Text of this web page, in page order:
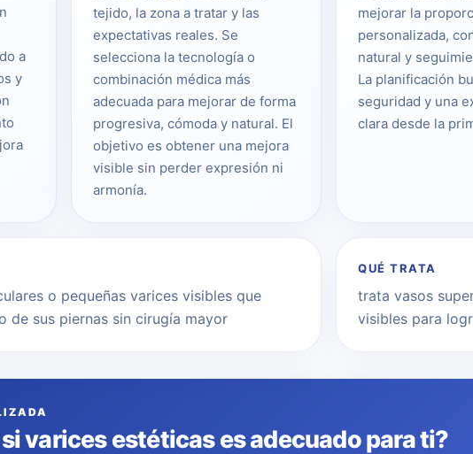
a
y
tejido, la zona a tratar y las
expectativas reales. Se
selecciona la tecnología o
combinación médica más
adecuada para mejorar de forma
progresiva, cómoda y natural. El
objetivo es obtener una mejora
visible sin perder expresión ni
armonía.
mejorar la
personalizada,
natural y
La planificación
seguridad y una
clara desde la
o pequeñas varices visibles que
de sus piernas sin cirugía mayor
QUÉ TRATA
trata vasos
visibles para
varices estéticas es adecuado para ti?